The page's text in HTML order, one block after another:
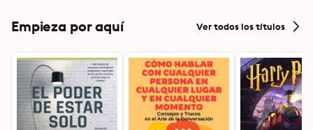
Empieza por aquí Ver todos los títulos